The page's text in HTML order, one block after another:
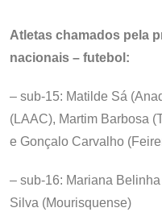
Atletas chamados pela
nacionais – futebol:
– sub-15: Matilde Sá
(LAAC), Martim Barbosa
e Gonçalo Carvalho
– sub-16: Mariana
Silva (Mourisquense)